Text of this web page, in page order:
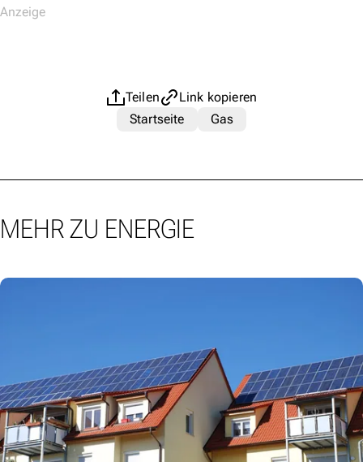
Teilen
Link kopieren
Startseite
Gas
MEHR ZU ENERGIE